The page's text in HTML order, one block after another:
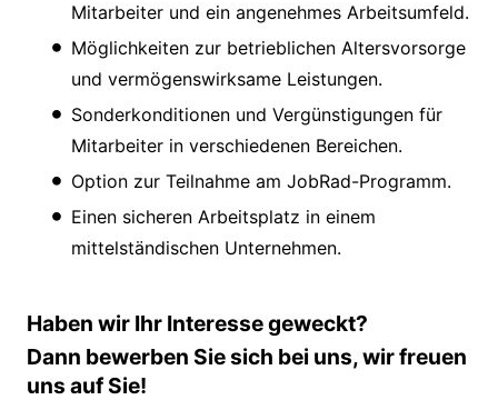
Mitarbeiter und ein angenehmes Arbeitsumfeld.
Möglichkeiten zur betrieblichen Altersvorsorge
und vermögenswirksame Leistungen.
Sonderkonditionen und Vergünstigungen für
Mitarbeiter in verschiedenen Bereichen.
Option zur Teilnahme am JobRad-Programm.
Einen sicheren Arbeitsplatz in einem
mittelständischen Unternehmen.
Haben wir Ihr Interesse geweckt?
Dann bewerben Sie sich bei uns, wir freuen
uns auf Sie!